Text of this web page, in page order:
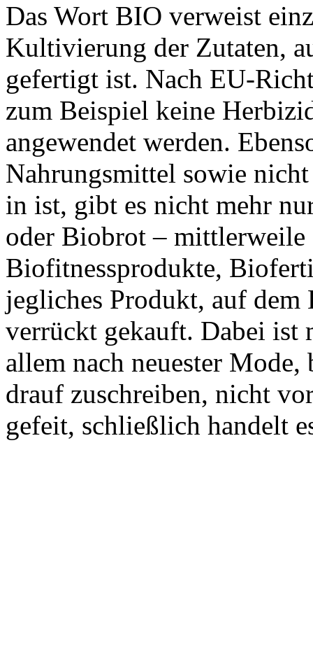
Das Wort BIO verweist
Kultivierung der Zutaten,
gefertigt ist. Nach EU-
zum Beispiel keine
angewendet werden.
Nahrungsmittel sowie
in ist, gibt es nicht mehr
oder Biobrot –
Biofitnessprodukte,
jegliches Produkt, auf
verrückt gekauft. Dabei ist
allem nach neuester
drauf zuschreiben, nicht
gefeit, schließlich handelt